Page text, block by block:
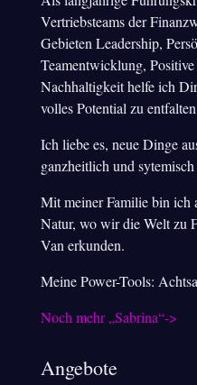
Vertriebsteams der
Gebieten Leadership,
Teamentwicklung,
Nachhaltigkeit helfe ich
volles Potential zu
Ich liebe es, neue Dinge
ganzheitlich und
Mit meiner Familie bin ich
Natur, wo wir die Welt zu
Van erkunden.
Meine Power-Tools:
Noch mehr „Sabrina“->
Angebote